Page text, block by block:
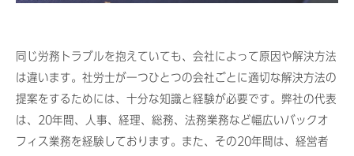
同じ労務トラブルを抱えていても、会社によって原因や解決方法
は違います。社労士が一つひとつの会社ごとに適切な解決方法の
提案をするためには、十分な知識と経験が必要です。弊社の代表
は、20年間、人事、経理、総務、法務業務など幅広いバックオ
フィス業務を経験しております。また、その20年間は、経営者